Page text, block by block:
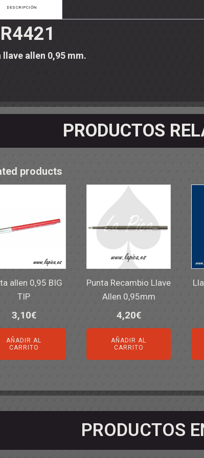
DESCRIPCIÓN
llave allen 0,95 mm.
PRODUCTOS
products
allen 0,95 BIG
TIP
3,10€
AÑADIR AL
CARRITO
Punta Recambio Llave
Allen 0,95mm
4,20€
AÑADIR AL
CARRITO
PRODUCTOS